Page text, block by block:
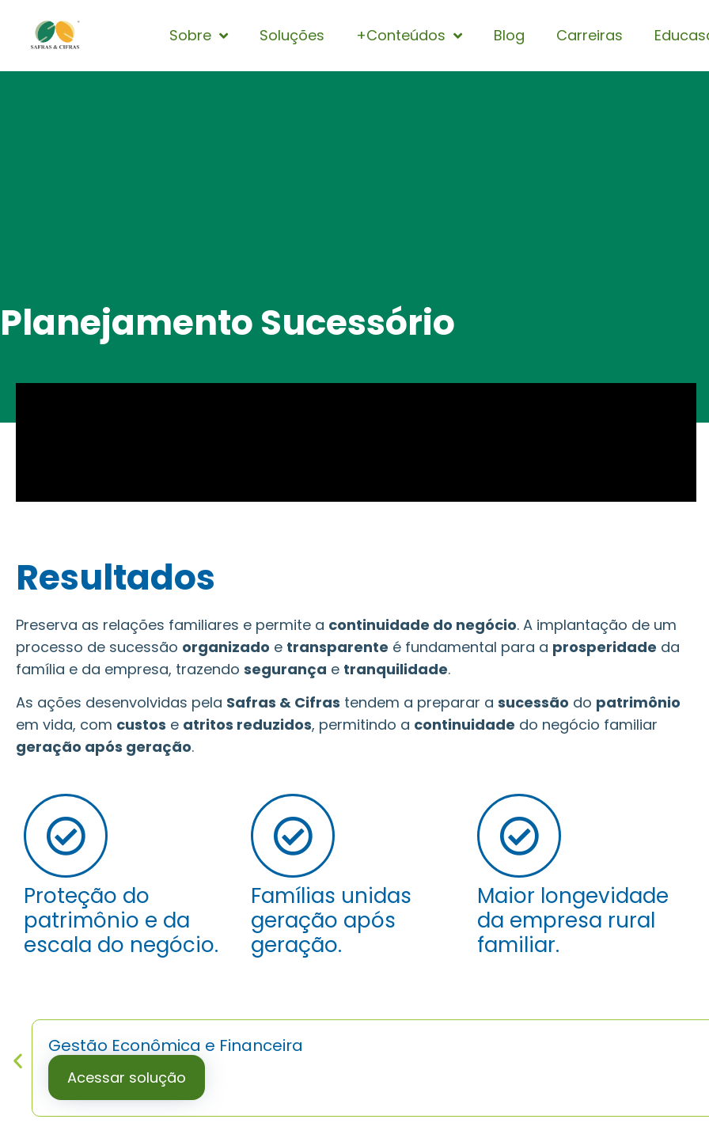
Sobre Soluções +Conteúdos Blog Carreiras
Planejamento Sucessório
Resultados
Preserva as relações familiares e permite a continuidade do negócio. A implantação de um
processo de sucessão organizado e transparente é fundamental para a prosperidade da
família e da empresa, trazendo segurança e tranquilidade.
As ações desenvolvidas pela Safras & Cifras tendem a preparar a sucessão do patrimônio
em vida, com custos e atritos reduzidos, permitindo a continuidade do negócio familiar
geração após geração.
Proteção do
patrimônio e da
escala do negócio.
Famílias unidas
geração após
geração.
Maior longevidade
da empresa rural
familiar.
Gestão Econômica e Financeira
Acessar solução